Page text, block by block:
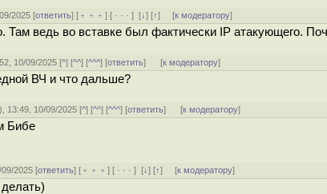
2025 [ответить] [ ﹢﹢﹢] [ · · ·][↓] [↑] [к модератору]
Там ведь во вставке был фактически IP атакующего.
10/09/2025 [^] [^^] [^^^] [ответить] [к модератору]
ВЧ и что дальше?
), 13:49, 10/09/2025 [^] [^^] [^^^] [ответить] [к модератору]
Бибе
2025 [ответить] [ ﹢﹢﹢] [ · · ·][↓] [↑] [к модератору]